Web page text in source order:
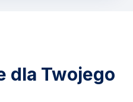
dla Twojego